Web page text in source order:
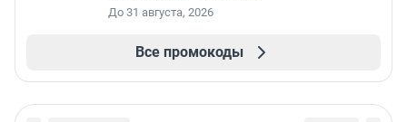
До 31 августа, 2026
Все промокоды